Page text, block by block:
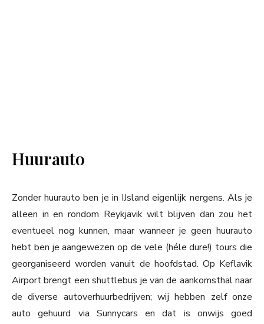
Huurauto
Zonder huurauto ben je in IJsland eigenlijk nergens. Als je
alleen in en rondom Reykjavik wilt blijven dan zou het
eventueel nog kunnen, maar wanneer je geen huurauto
hebt ben je aangewezen op de vele (héle dure!) tours die
georganiseerd worden vanuit de hoofdstad. Op Keflavik
Airport brengt een shuttlebus je van de aankomsthal naar
de diverse autoverhuurbedrijven; wij hebben zelf onze
auto gehuurd via Sunnycars en dat is onwijs goed